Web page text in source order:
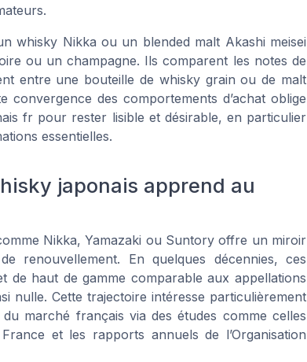
whisky Nikka ou un blended malt Akashi meisei
ou un champagne. Ils comparent les notes de
entre une bouteille de whisky grain ou de malt
convergence des comportements d’achat oblige
fr pour rester lisible et désirable, en particulier
essentielles.
japonais apprend au
Nikka, Yamazaki ou Suntory offre un miroir
renouvellement. En quelques décennies, ces
de haut de gamme comparable aux appellations
nulle. Cette trajectoire intéresse particulièrement
marché français via des études comme celles
et les rapports annuels de l’Organisation